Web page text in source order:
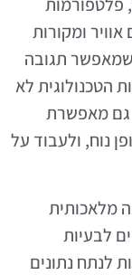
פלטפורמות
ומקורות
תגובה
הטכנולוגית לא
גם מאפשרת
נוח, ולעבוד על
מלאכותית
לבעיות
לנתח נתונים